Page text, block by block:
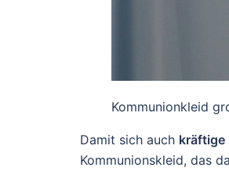
Kommunionkleid
Damit sich auch kräftige
Kommunionskleid, das